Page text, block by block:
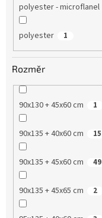
polyester - microflanel
polyester 1
Rozměr
90x130 + 45x60 cm 1
90x135 + 40x60 cm 15
90x135 + 45x60 cm 49
90x135 + 45x65 cm 2